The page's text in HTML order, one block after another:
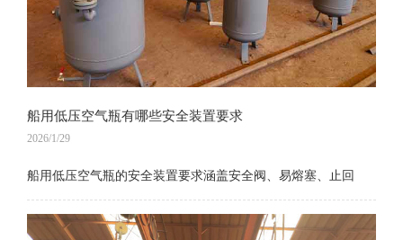
船用低压空气瓶有哪些安全装置要求
2026/1/29
船用低压空气瓶的安全装置要求涵盖安全阀、易熔塞、止回